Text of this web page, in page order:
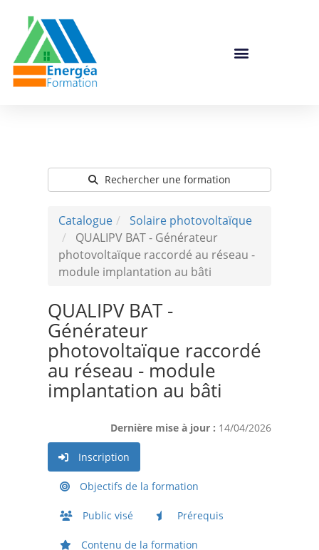
Rechercher une formation
Catalogue
Solaire photovoltaïque
QUALIPV BAT - Générateur
photovoltaïque raccordé au réseau -
module implantation au bâti
QUALIPV BAT -
Générateur
photovoltaïque raccordé
au réseau - module
implantation au bâti
Dernière mise à jour : 14/04/2026
Inscription
Objectifs de la formation
Public visé Prérequis
Contenu de la formation